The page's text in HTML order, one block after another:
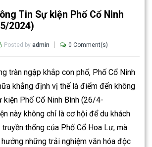
Tin Sự kiện Phố Cổ Ninh
2024)
Posted by admin 0 Comment(s)
tràn ngập khắp con phố, Phố Cổ Ninh
khẳng định vị thế là điểm đến không
kiện Phố Cổ Ninh Bình (26/4-
này không chỉ là cơ hội để du khách
truyền thống của Phố Cổ Hoa Lư, mà
những trải nghiệm văn hóa độc